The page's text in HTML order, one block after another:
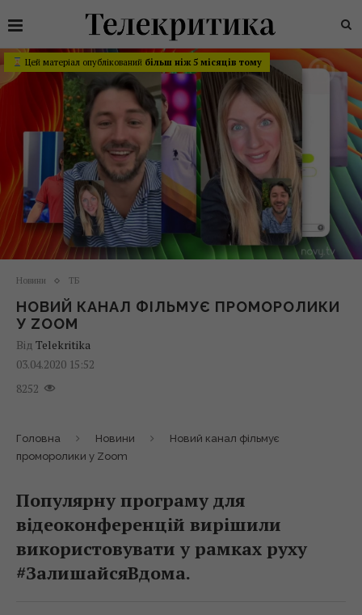
Цей матеріал опублікований більш ніж 5 місяців тому
Новини ТБ
НОВИЙ КАНАЛ ФІЛЬМУЄ ПРОМОРОЛИКИ
У ZOOM
Від Telekritika
03.04.2020 15:52
8252
Головна Новини
Новий канал фільмує
проморолики у Zoom
Популярну програму для
відеоконференцій вирішили
використовувати у рамках руху
#ЗалишайсяВдома.